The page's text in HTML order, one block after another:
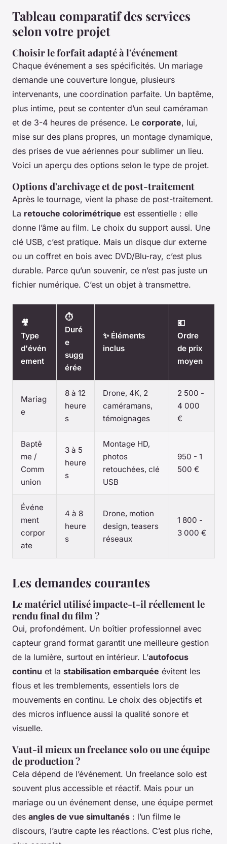
Tableau comparatif des services
selon votre projet
Choisir le forfait adapté à l'événement
Chaque événement a ses spécificités. Un mariage
demande une couverture longue, plusieurs
intervenants, une coordination parfaite. Un baptême,
plus intime, peut se contenter d’un seul caméraman
et de 3-4 heures de présence. Le corporate, lui,
mise sur des plans propres, un montage dynamique,
des prises de vue aériennes pour sublimer un lieu.
Voici un aperçu des options selon le type de projet.
Options d'archivage et de post-traitement
Après le tournage, vient la phase de post-traitement.
La retouche colorimétrique est essentielle : elle
donne l’âme au film. Le choix du support aussi. Une
clé USB, c’est pratique. Mais un disque dur externe
ou un coffret en bois avec DVD/Blu-ray, c’est plus
durable. Parce qu’un souvenir, ce n’est pas juste un
fichier numérique. C’est un objet à transmettre.
🎥
Type
d'évén
ement
⏱️
Duré
e
sugg
érée
✨ Éléments
inclus
💶
Ordre
de prix
moyen
Mariag
e
8 à 12
heure
s
Drone, 4K, 2
caméramans,
témoignages
2 500 -
4 000
€
Baptê
me /
Comm
union
3 à 5
heure
s
Montage HD,
photos
retouchées, clé
USB
950 - 1
500 €
Événe
ment
corpor
ate
4 à 8
heure
s
Drone, motion
design, teasers
réseaux
1 800 -
3 000 €
Les demandes courantes
Le matériel utilisé impacte-t-il réellement le
rendu final du film ?
Oui, profondément. Un boîtier professionnel avec
capteur grand format garantit une meilleure gestion
de la lumière, surtout en intérieur. L’autofocus
continu et la stabilisation embarquée évitent les
flous et les tremblements, essentiels lors de
mouvements en continu. Le choix des objectifs et
des micros influence aussi la qualité sonore et
visuelle.
Vaut-il mieux un freelance solo ou une équipe
de production ?
Cela dépend de l’événement. Un freelance solo est
souvent plus accessible et réactif. Mais pour un
mariage ou un événement dense, une équipe permet
des angles de vue simultanés : l’un filme le
discours, l’autre capte les réactions. C’est plus riche,